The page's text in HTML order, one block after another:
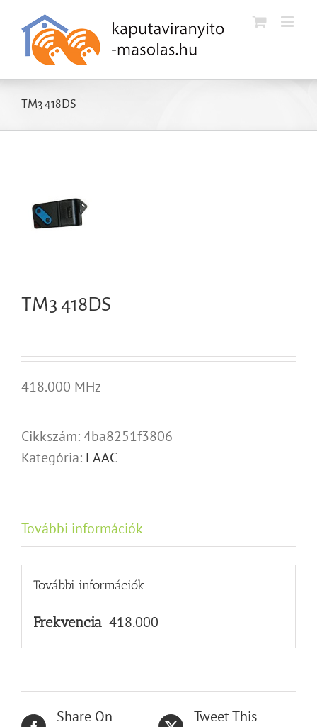
Kihagyás
TM3 418DS
TM3 418DS
418.000 MHz
Cikkszám:4ba8251f3806
Kategória: FAAC
További információk
További információk
Frekvencia 418.000
Share On
Tweet This